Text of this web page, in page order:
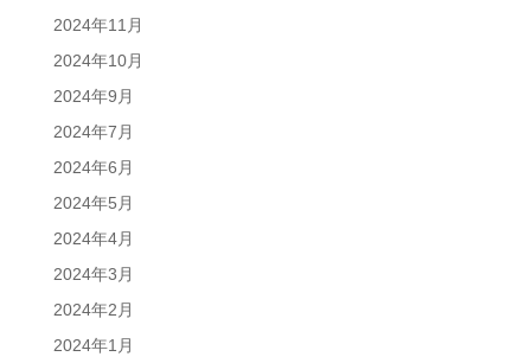
2024年11月
2024年10月
2024年9月
2024年7月
2024年6月
2024年5月
2024年4月
2024年3月
2024年2月
2024年1月